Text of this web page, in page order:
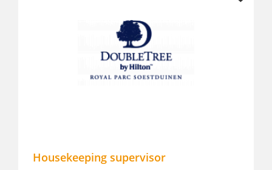
Stage - Open sollicitatie